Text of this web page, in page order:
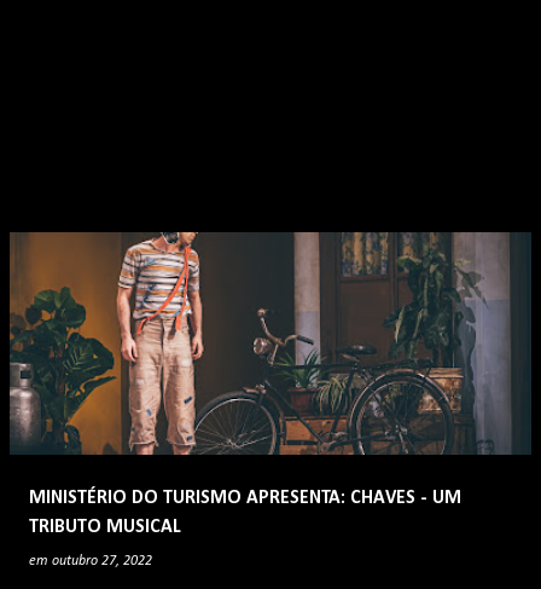
MINISTÉRIO DO TURISMO APRESENTA: CHAVES - UM
TRIBUTO MUSICAL
em outubro 27, 2022